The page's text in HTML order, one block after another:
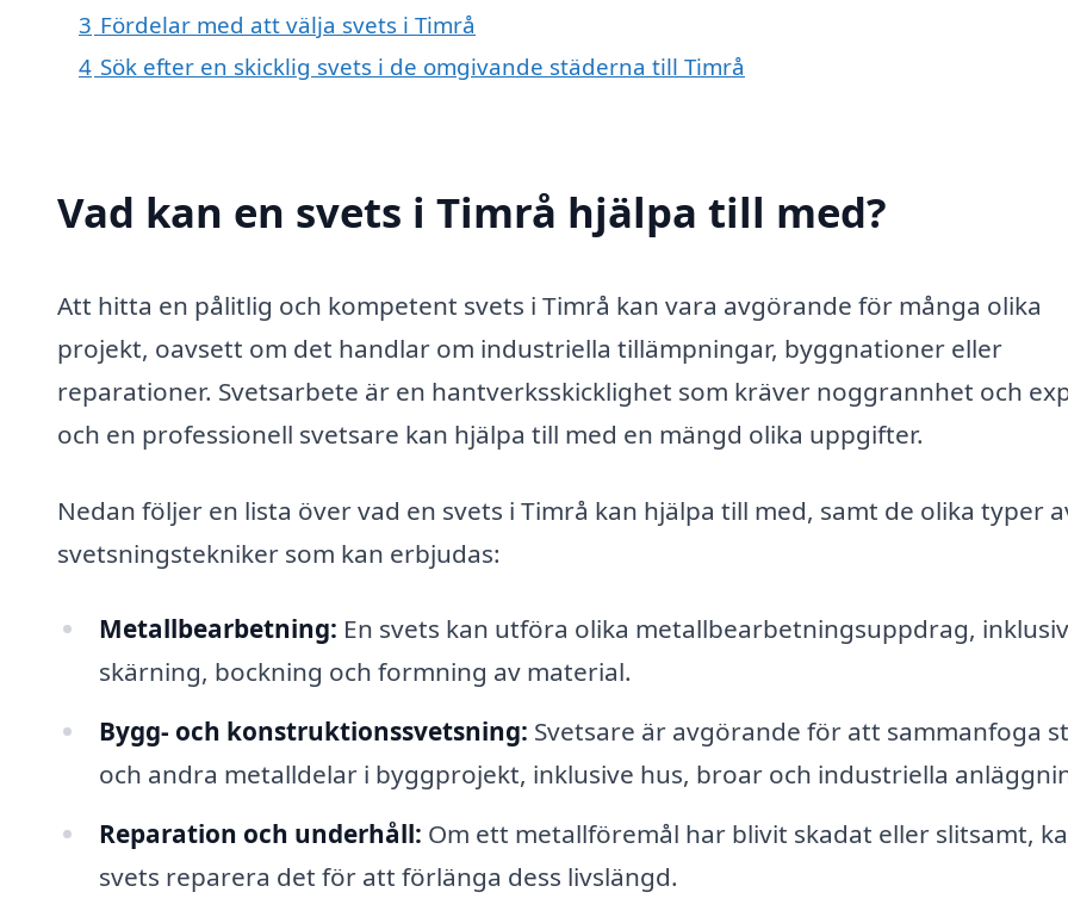
3 Fördelar med att välja svets i Timrå
4 Sök efter en skicklig svets i de omgivande städerna till Timrå
Vad kan en svets i Timrå hjälpa till med?
Att hitta en pålitlig och kompetent svets i Timrå kan vara avgörande för många olika
projekt, oavsett om det handlar om industriella tillämpningar, byggnationer eller
reparationer. Svetsarbete är en hantverksskicklighet som kräver noggrannhet och
och en professionell svetsare kan hjälpa till med en mängd olika uppgifter.
Nedan följer en lista över vad en svets i Timrå kan hjälpa till med, samt de olika typer
svetsningstekniker som kan erbjudas:
Metallbearbetning: En svets kan utföra olika metallbearbetningsuppdrag,
skärning, bockning och formning av material.
Bygg- och konstruktionssvetsning: Svetsare är avgörande för att sammanfoga
och andra metalldelar i byggprojekt, inklusive hus, broar och industriella
Reparation och underhåll: Om ett metallföremål har blivit skadat eller slitsamt,
svets reparera det för att förlänga dess livslängd.